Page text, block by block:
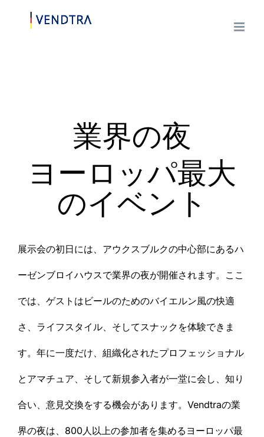
業界の夜
ヨーロッパ最大
のイベント
展示会の初日には、アウクスブルクの中心部にあるハ
ーゼンブロイハウスで業界の夜が開催されます。ここ
では、ゲストはビールのためのバイエルン風の快適
さ、ライフスタイル、そしてスナックを体験できま
す。年に一度だけ、組織化されたプロフェッショナル
とアマチュア、そして新規参入者が一堂に会し、知り
合い、意見交換をする機会があります。Vendtraの業
界の夜は、800人以上の参加者を集めるヨーロッパ最